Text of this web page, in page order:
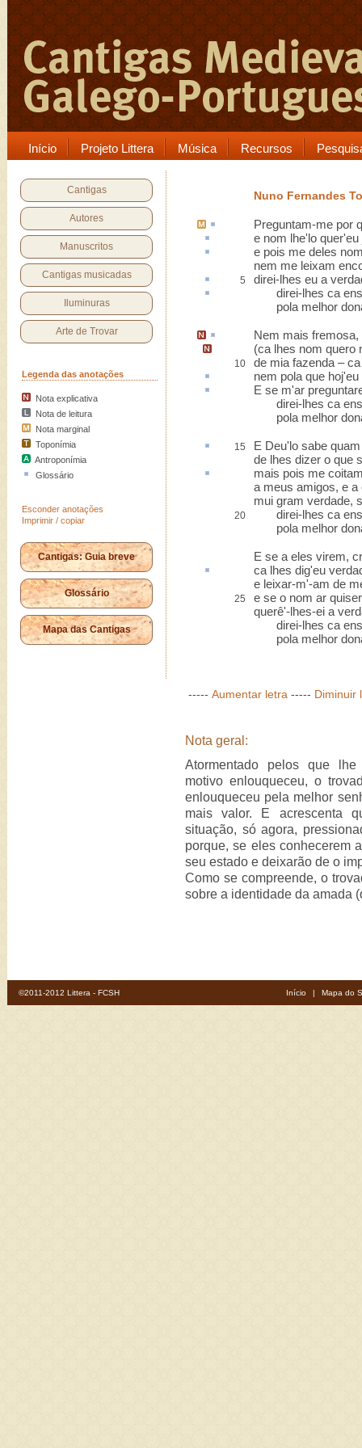
Início Projeto Littera Música Recursos
Cantigas
Autores
Manuscritos
Cantigas musicadas
Iluminuras
Arte de Trovar
Legenda das anotações
Nota explicativa
Nota de leitura
Nota marginal
Toponímia
Antroponímia
Glossário
Esconder anotações
Imprimir / copiar
Cantigas: Guia breve
Glossário
Mapa das Cantigas
Nuno Fernandes
Preguntam-me por
e nom lhe'lo
e pois me deles
nem me leixam
5
direi-lhes eu a
direi-lhes ca
pola melhor
Nem mais fremosa,
(ca lhes nom quero
10 de mia fazenda –
nem pola que
E se m'ar
direi-lhes ca
pola melhor
15
E Deu'lo sabe
de lhes dizer o que
mais pois me
a meus amigos, e a
mui gram verdade,
20
direi-lhes ca
pola melhor
E se a eles virem,
ca lhes dig'eu
e leixar-m'-am de
25
e se o nom ar
querê'-lhes-ei a
direi-lhes ca
pola melhor
----- Aumentar letra ----- Diminuir
Nota geral:
Atormentado pelos que
motivo enlouqueceu, o
enlouqueceu pela melhor
mais valor. E acrescenta
situação, só agora,
porque, se eles conhecerem
seu estado e deixarão de o
Como se compreende, o
sobre a identidade da amada
©2011-2012 Littera - FCSH Início | Mapa do